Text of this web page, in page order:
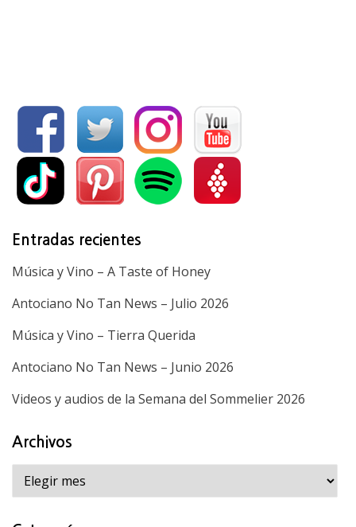
Entradas recientes
Música y Vino – A Taste of Honey
Antociano No Tan News – Julio 2026
Música y Vino – Tierra Querida
Antociano No Tan News – Junio 2026
Videos y audios de la Semana del Sommelier 2026
Archivos
Archivos